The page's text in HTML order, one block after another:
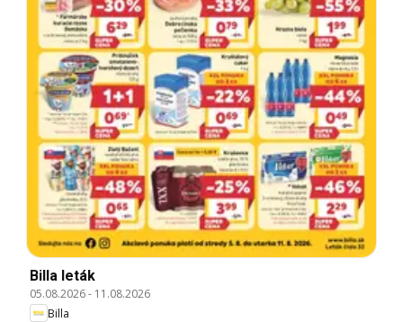
Billa leták
05.08.2026- 11.08.2026
Billa